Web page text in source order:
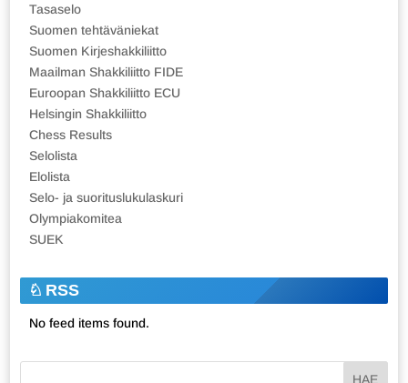
Tasaselo
Suomen tehtäväniekat
Suomen Kirjeshakkiliitto
Maailman Shakkiliitto FIDE
Euroopan Shakkiliitto ECU
Helsingin Shakkiliitto
Chess Results
Selolista
Elolista
Selo- ja suorituslukulaskuri
Olympiakomitea
SUEK
RSS
No feed items found.